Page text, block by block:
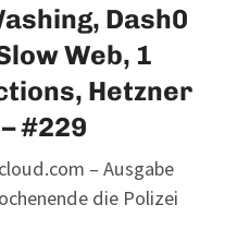
Dash0
Web, 1
Hetzner
#229
– Ausgabe
die Polizei